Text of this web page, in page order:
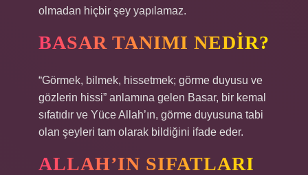
olmadan hiçbir şey yapılamaz.
BASAR TANIMI NEDIR?
“Görmek, bilmek, hissetmek; görme duyusu ve
gözlerin hissi” anlamına gelen Basar, bir kemal
sıfatıdır ve Yüce Allah’ın, görme duyusuna tabi
olan şeyleri tam olarak bildiğini ifade eder.
ALLAH’IN SIFATLARI